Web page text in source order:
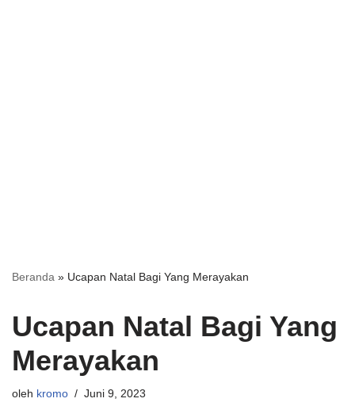
Beranda » Ucapan Natal Bagi Yang Merayakan
Ucapan Natal Bagi Yang
Merayakan
oleh kromo Juni 9, 2023